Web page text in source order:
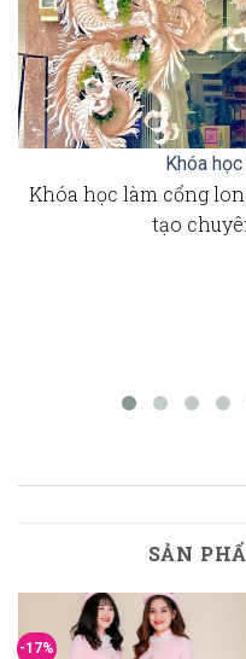
Khóa
Khóa học làm cổng
tạo
SẢN
-17%